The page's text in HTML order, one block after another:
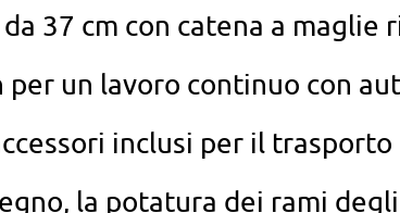
da 37 cm con catena a maglie
per un lavoro continuo con
inclusi per il trasporto
la potatura dei rami